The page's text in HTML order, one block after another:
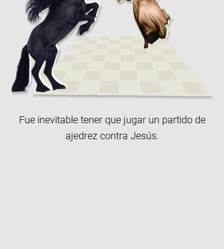
Fue inevitable tener que jugar un partido de
ajedrez contra Jesús.